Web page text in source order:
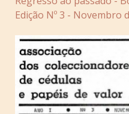
Edição Nº 3 - Novembro